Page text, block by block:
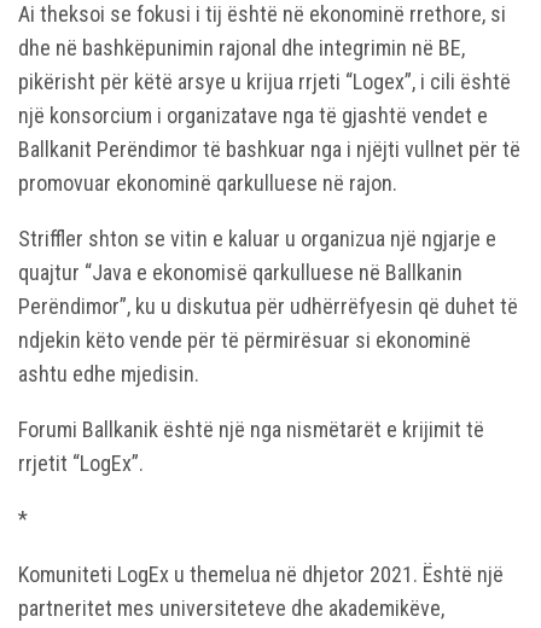
Ai theksoi se fokusi i tij është në ekonominë rrethore, si
dhe në bashkëpunimin rajonal dhe integrimin në BE,
pikërisht për këtë arsye u krijua rrjeti “Logex”, i cili është
një konsorcium i organizatave nga të gjashtë vendet e
Ballkanit Perëndimor të bashkuar nga i njëjti vullnet për të
promovuar ekonominë qarkulluese në rajon.
Striffler shton se vitin e kaluar u organizua një ngjarje e
quajtur “Java e ekonomisë qarkulluese në Ballkanin
Perëndimor”, ku u diskutua për udhërrëfyesin që duhet të
ndjekin këto vende për të përmirësuar si ekonominë
ashtu edhe mjedisin.
Forumi Ballkanik është një nga nismëtarët e krijimit të
rrjetit “LogEx”.
*
Komuniteti LogEx u themelua në dhjetor 2021. Është një
partneritet mes universiteteve dhe akademikëve,